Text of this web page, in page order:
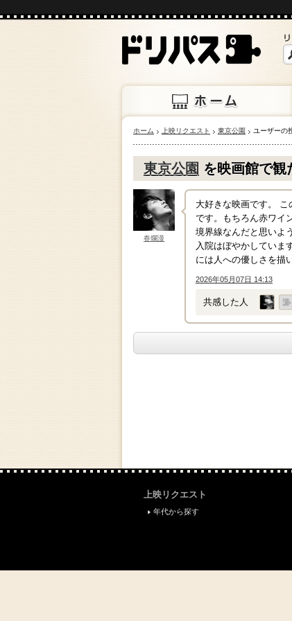
ホーム
ホーム 上映リクエスト 東京公園 ユーザーの
東京公園 を映画館で観
春爛漫
大好きな映画です。
です。もちろん赤ワイ
境界線なんだと思いよ
入院はぼやかしていま
には人への優しさを描
2026年05月07日 14:13
↑
共感した人
上映リクエスト
年代から探す